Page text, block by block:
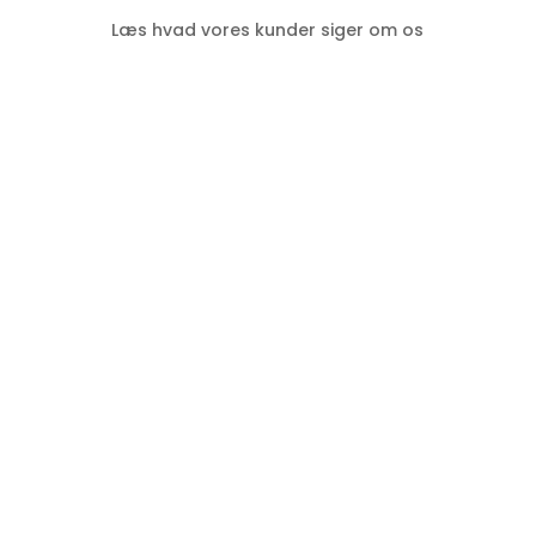
Læs hvad vores kunder siger om os